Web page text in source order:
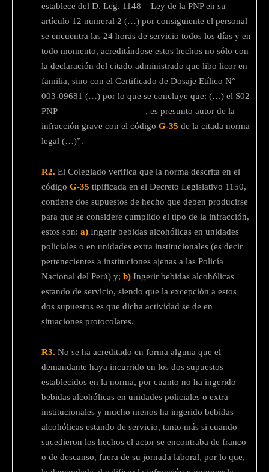
establece del D. Leg. 1148 – Ley de la PNP en su
artículo 12 numeral 2 (…) por consiguiente el personal
se encuentra las 24 horas de servicio todos los días y en
todo momento, acreditándose estos hechos no sólo con
la declaración del citado administrado que libo licor en
familia, sino con el Certificado de Dosaje Etílico N°
003-09681 (…) por lo que se concluye que: (…) el S02
PNP —————————–, es presunto autor de la
infracción grave con el código G-35 de la citada norma
legal (…)”.
R2. El Colegiado verifica que la norma descrita en el
código G-35 tipificada en el Decreto Legislativo 1150,
contiene dos supuestos de hecho que deben producirse
para que se considere cumplido el tipo de la infracción,
estos son: a) Ingerir bebidas alcohólicas en unidades
policiales o en unidades extra institucionales (es decir
pertenecientes a instituciones ajenas a las Policía
Nacional del Perú) y; b) Ingerir bebidas alcohólicas
estando de servicio, siendo que la excepción a estos
dos supuestos es que dicha actividad se de en
situaciones protocolares.
R3. No se ha acreditado en forma alguna que el
demandante haya incurrido en los dos supuestos
establecidos en la norma, por cuanto no ha ingerido
bebidas alcohólicas en unidades policiales o extra
institucionales y mucho menos ha ingerido bebidas
alcohólicas estando de servicio, tanto más si cuando
sucedieron los hechos el actor se encontraba de franco
o de descanso, fuera de su jornada laboral, por lo que,